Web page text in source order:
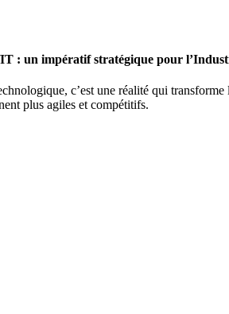
: un impératif stratégique pour
c’est une réalité qui
plus agiles et compétitifs.